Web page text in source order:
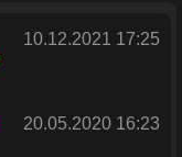
10.12.2021 17:25
20.05.2020 16:23